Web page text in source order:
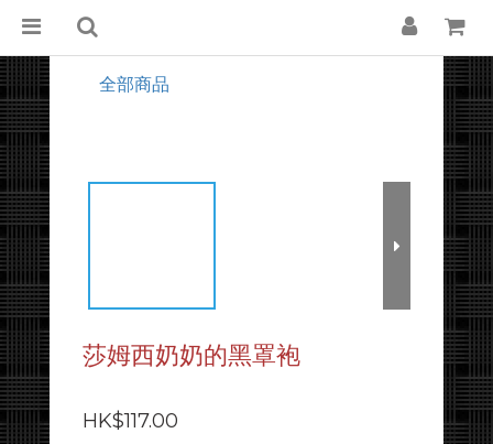
全部商品
莎姆西奶奶的黑罩袍
HK$117.00